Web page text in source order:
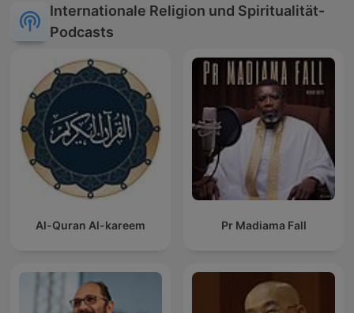
Internationale Religion und Spiritualität-
Podcasts
Al-Quran Al-kareem Pr Madiama Fall